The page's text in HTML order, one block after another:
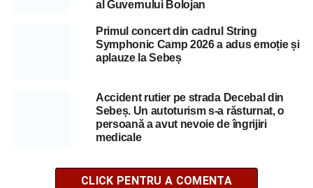
al Guvernului Bolojan
Primul concert din cadrul String
Symphonic Camp 2026 a adus emoție și
aplauze la Sebeș
Accident rutier pe strada Decebal din
Sebeș. Un autoturism s-a răsturnat, o
persoană a avut nevoie de îngrijiri
medicale
CLICK PENTRU A COMENTA